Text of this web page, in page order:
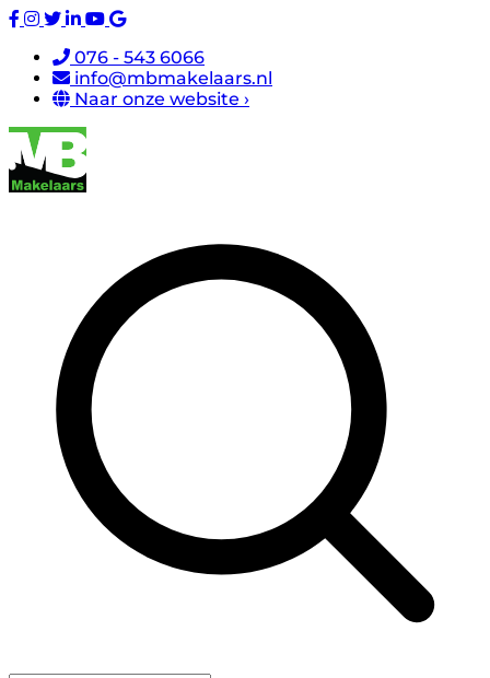
076 - 543 6066
info@mbmakelaars.nl
Naar onze website ›